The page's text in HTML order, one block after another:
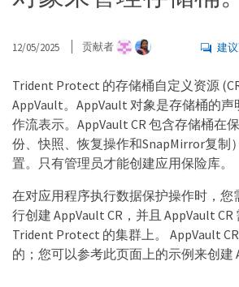
12/05/2025 贡献者 建
Trident Protect 的存储桶自定义资源
AppVault。AppVault 对象是存储桶的声
作流表示。AppVault CR 包含存储桶在
份、快照、恢复操作和SnapMirror复制
置。只有管​​理员才能创建应用保险库。
在对应用程序执行数据保护操作时，您
行创建 AppVault CR，并且 AppVault
Trident Protect 的集群上。 AppVault
的；您可以参考此页面上的示例来创建